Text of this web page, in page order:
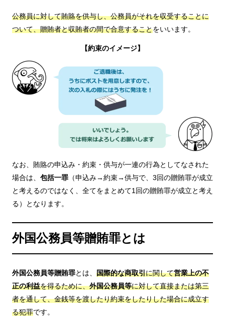
公務員に対して賄賂を供与し、公務員がそれを収受することに
ついて、贈賄者と収賄者の間で合意することをいいます。
【約束のイメージ】
なお、賄賂の申込み・約束・供与が一連の行為としてなされた
場合は、 包括一罪 （申込み→約束→供与で、3回の贈賄罪が成立
と考えるのではなく、全てをまとめて1回の贈賄罪が成立と考え
る）となります。
外国公務員等贈賄罪とは
外国公務員等贈賄罪とは、 国際的な商取引に関して営業上の不
正の利益を得るために、外国公務員等に対して直接または第三
者を通して、金銭等を渡したり約束をしたりした場合に成立す
る犯罪です。